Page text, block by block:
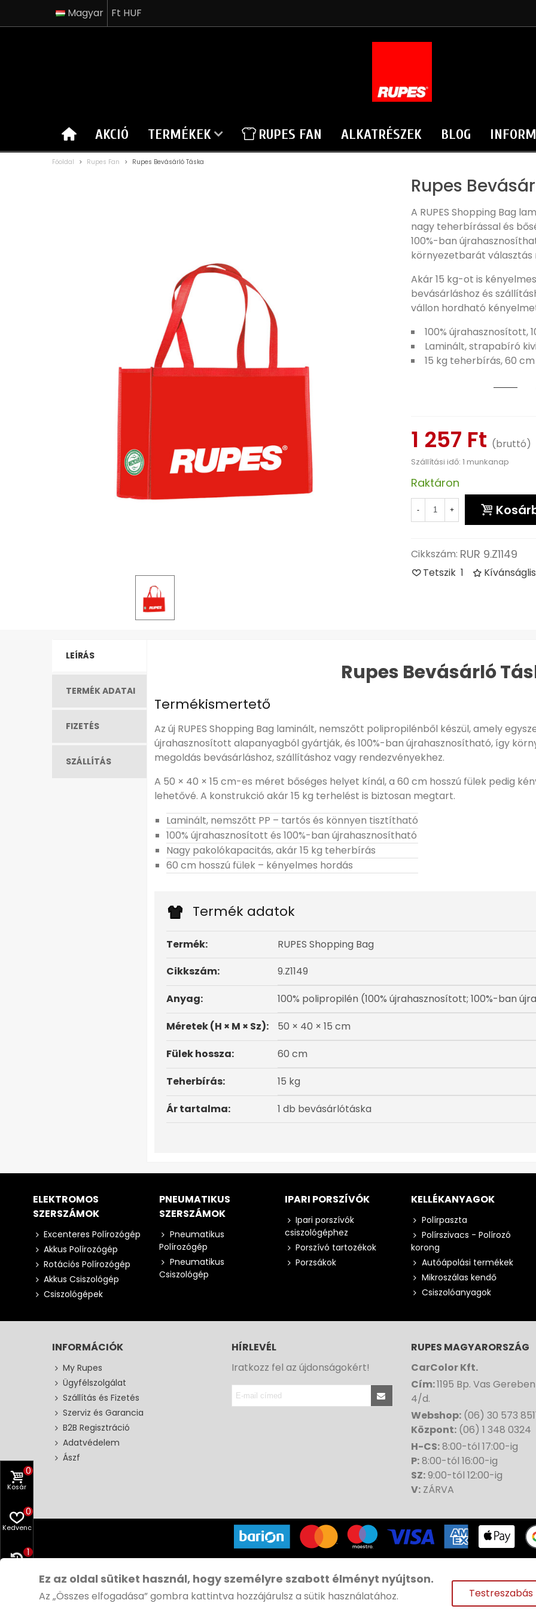
Magyar Ft HUF
AKCIÓ TERMÉKEK RUPES FAN ALKATRÉSZEK BLOG
Főoldal > Rupes Fan > Rupes Bevásárló Táska
Rupes
A RUPES Shopping Bag
nagy teherbírással és
100%-ban
környezetbarát választás
Akár 15 kg-ot is
bevásárláshoz és
vállon hordható
100% újrahasznosított,
Laminált, strapabíró
15 kg teherbírás, 60
1 257 Ft (bruttó)
Szállítási idő: 1 munkanap
Raktáron
- +
Cikkszám: RUR 9.Z1149
Tetszik 1
LEÍRÁS
TERMÉK ADATAI
FIZETÉS
SZÁLLÍTÁS
Rupes Bevásárló
Termékismertető
Az új RUPES Shopping Bag laminált, nemszőtt polipropilénből készül, amely
újrahasznosított alapanyagból gyártják, és 100%-ban újrahasznosítható, így
megoldás bevásárláshoz, szállításhoz vagy rendezvényekhez.
A 50 × 40 × 15 cm-es méret bőséges helyet kínál, a 60 cm hosszú fülek pedig
lehetővé. A konstrukció akár 15 kg terhelést is biztosan megtart.
Laminált, nemszőtt PP – tartós és könnyen tisztítható
100% újrahasznosított és 100%-ban újrahasznosítható
Nagy pakolókapacitás, akár 15 kg teherbírás
60 cm hosszú fülek – kényelmes hordás
Termék adatok
Termék:
RUPES Shopping Bag
Cikkszám:
9.Z1149
Anyag:
100% polipropilén (100% újrahasznosított; 100%-ban
Méretek (H × M × Sz):
50 × 40 × 15 cm
Fülek hossza:
60 cm
Teherbírás:
15 kg
Ár tartalma:
1 db bevásárlótáska
ELEKTROMOS
SZERSZÁMOK
Excenteres Polírozógép
Akkus Polírozógép
Rotációs Polírozógép
Akkus Csiszológép
Csiszológépek
PNEUMATIKUS
SZERSZÁMOK
Pneumatikus
Polírozógép
Pneumatikus
Csiszológép
IPARI PORSZÍVÓK
Ipari porszívók
csiszológéphez
Porszívó tartozékok
Porzsákok
KELLÉKANYAGOK
Polírpaszta
Polírszivacs - Polírozó
korong
Autóápolási termékek
Mikroszálas kendő
Csiszolóanyagok
INFORMÁCIÓK
My Rupes
Ügyfélszolgálat
Szállítás és Fizetés
Szerviz és Garancia
B2B Regisztráció
Adatvédelem
Ászf
HÍRLEVÉL
Iratkozz fel az újdonságokért!
RUPES MAGYARORSZÁG
CarColor Kft.
Cím:1195 Bp. Vas
4/d.
Webshop: (06) 30 573
Központ: (06) 1 348 0324
H-CS:8:00-tól 17:00-ig
P:8:00-tól 16:00-ig
SZ:9:00-tól 12:00-ig
V: ZÁRVA
Kosár
0
Kedvenc
0
1
Ez az oldal sütiket használ, hogy személyre szabott élményt nyújtson.
Az „Összes elfogadása” gombra kattintva hozzájárulsz a sütik használatához. Testreszabás